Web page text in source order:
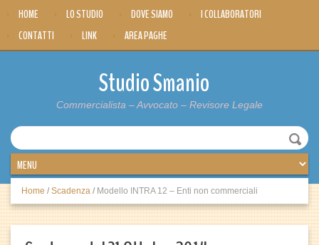
HOME LO STUDIO DOVE SIAMO
I COLLABORATORI
CONTATTI
LINK AREA PAGHE
Studio Smanio
Commercialista – Avvocato – Revisore Legale
Home / Scadenza / Modello INTRA 12 – Enti non commerciali